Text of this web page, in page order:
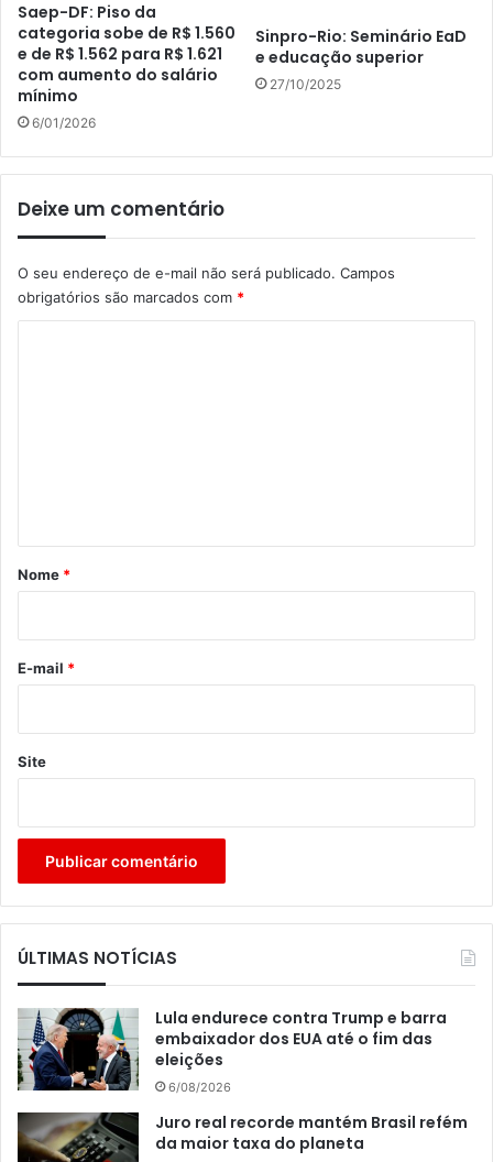
Saep-DF: Piso da
categoria sobe de R$ 1.560
e de R$ 1.562 para R$ 1.621
com aumento do salário
mínimo
6/01/2026
Sinpro-Rio: Seminário EaD
e educação superior
27/10/2025
Deixe um comentário
O seu endereço de e-mail não será publicado. Campos
obrigatórios são marcados com *
r
*
Nome *
E-mail *
Site
ÚLTIMAS NOTÍCIAS
Lula endurece contra Trump e barra
embaixador dos EUA até o fim das
eleições
6/08/2026
Juro real recorde mantém Brasil refém
da maior taxa do planeta